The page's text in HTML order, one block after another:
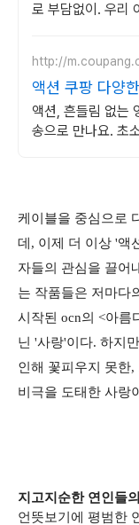
로 부담없이. 우리
http://
액션 쿠팡 다양
액션, 흔들림 없는
송으로 만나요. 초
케이블을 중심으로
데, 이제 더 이상 '액
자들의 관심을 끌어
는 작품들은 저마다
시작된 ocn의 <아름
닌 '사랑'이다. 하지
인해 꽃피우지 못한
비극을 도태한 사랑
지고지순한 연인들
언뜻보기에 평범한